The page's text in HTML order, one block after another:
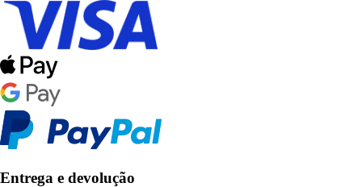
Entrega e devolução